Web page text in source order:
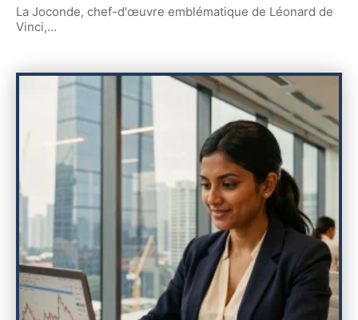
La Joconde, chef-d'œuvre emblématique de Léonard de
Vinci,…